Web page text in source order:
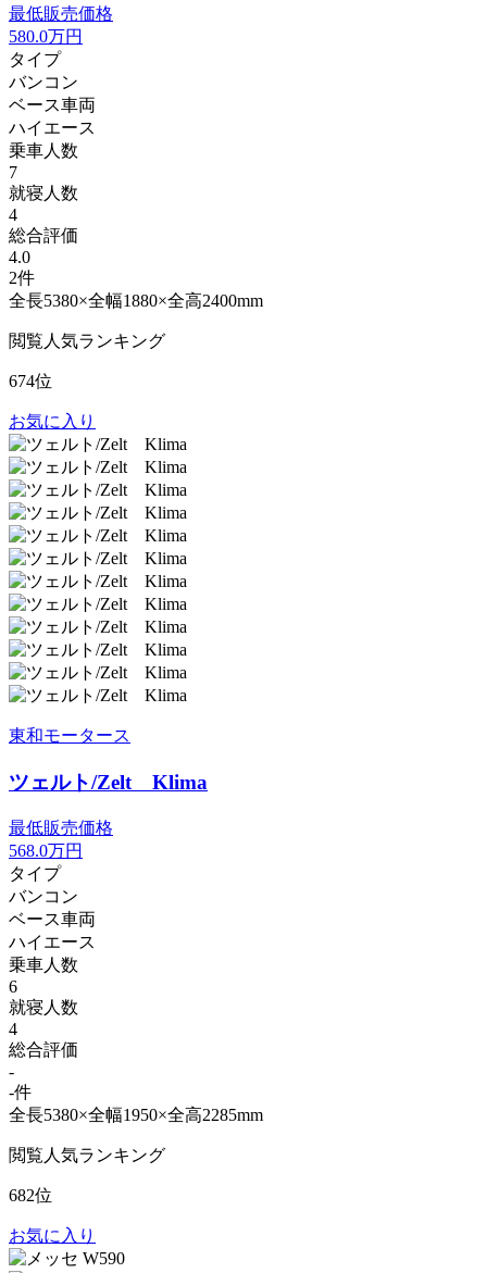
最低販売価格
580.0万円
タイプ
バンコン
ベース車両
ハイエース
乗車人数
7
就寝人数
4
総合評価
4.0
2件
全長5380×全幅1880×全高2400mm
閲覧人気ランキング
674位
お気に入り
東和モータース
ツェルト/Zelt Klima
最低販売価格
568.0万円
タイプ
バンコン
ベース車両
ハイエース
乗車人数
6
就寝人数
4
総合評価
-
-件
全長5380×全幅1950×全高2285mm
閲覧人気ランキング
682位
お気に入り